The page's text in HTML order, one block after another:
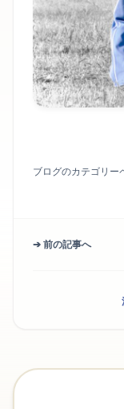
ブログのカテゴリー
➔ 前の記事へ